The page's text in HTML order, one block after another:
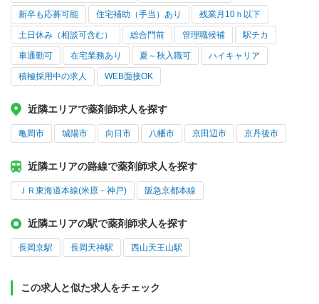
新卒も応募可能 住宅補助（手当）あり 残業月10ｈ以下
土日休み（相談可含む） 総合門前 管理職候補 駅チカ
車通勤可 在宅業務あり 夏～秋入職可 ハイキャリア
積極採用中の求人 WEB面接OK
近隣エリアで薬剤師求人を探す
亀岡市 城陽市 向日市 八幡市 京田辺市 京丹後市
近隣エリアの路線で薬剤師求人を探す
ＪＲ東海道本線(米原－神戸) 阪急京都本線
近隣エリアの駅で薬剤師求人を探す
長岡京駅 長岡天神駅 西山天王山駅
この求人と似た求人をチェック